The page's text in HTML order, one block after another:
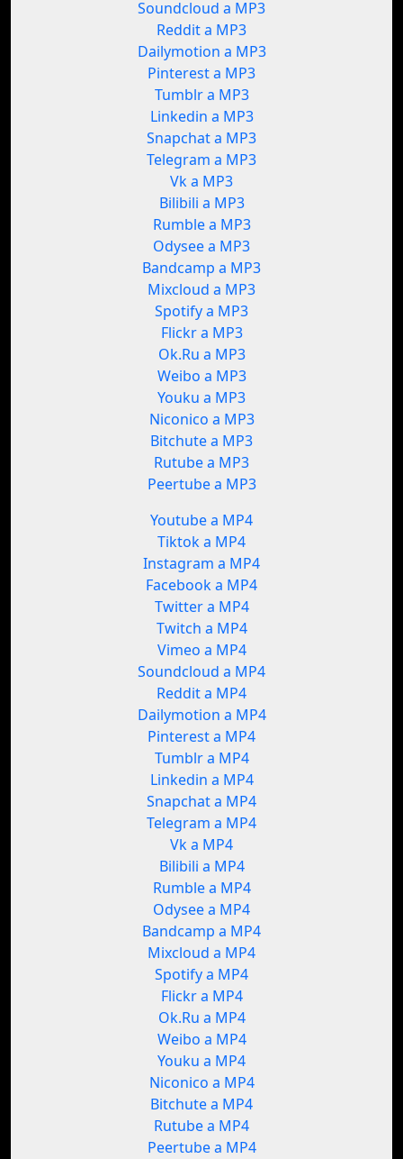
Soundcloud a MP3
Reddit a MP3
Dailymotion a MP3
Pinterest a MP3
Tumblr a MP3
Linkedin a MP3
Snapchat a MP3
Telegram a MP3
Vk a MP3
Bilibili a MP3
Rumble a MP3
Odysee a MP3
Bandcamp a MP3
Mixcloud a MP3
Spotify a MP3
Flickr a MP3
Ok.Ru a MP3
Weibo a MP3
Youku a MP3
Niconico a MP3
Bitchute a MP3
Rutube a MP3
Peertube a MP3
Youtube a MP4
Tiktok a MP4
Instagram a MP4
Facebook a MP4
Twitter a MP4
Twitch a MP4
Vimeo a MP4
Soundcloud a MP4
Reddit a MP4
Dailymotion a MP4
Pinterest a MP4
Tumblr a MP4
Linkedin a MP4
Snapchat a MP4
Telegram a MP4
Vk a MP4
Bilibili a MP4
Rumble a MP4
Odysee a MP4
Bandcamp a MP4
Mixcloud a MP4
Spotify a MP4
Flickr a MP4
Ok.Ru a MP4
Weibo a MP4
Youku a MP4
Niconico a MP4
Bitchute a MP4
Rutube a MP4
Peertube a MP4